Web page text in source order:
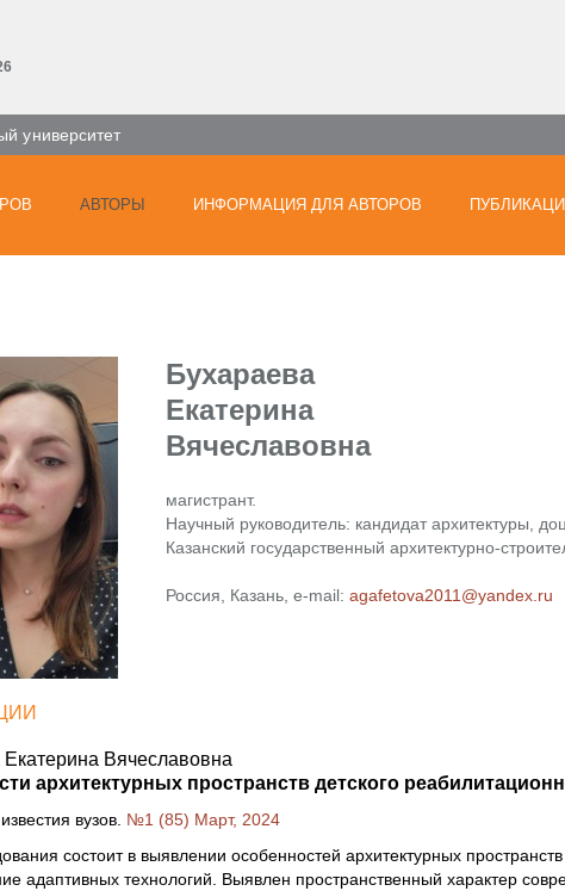
университет
АВТОРЫ ИНФОРМАЦИЯ ДЛЯ АВТОРОВ
Бухараева
Екатерина
Вячеславовна
магистрант.
Научный руководитель: кандидат архитектуры,
Казанский государственный архитектурно-
Россия, Казань, e-mail: agafetova2011@yandex.ru
Екатерина Вячеславовна
архитектурных пространств детского
вузов. №1 (85) Март, 2024
состоит в выявлении особенностей архитектурных
адаптивных технологий. Выявлен пространственный характер